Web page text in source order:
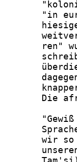
"in
ren"
Die
wir